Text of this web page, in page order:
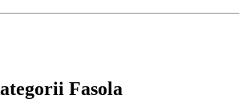
Fasola